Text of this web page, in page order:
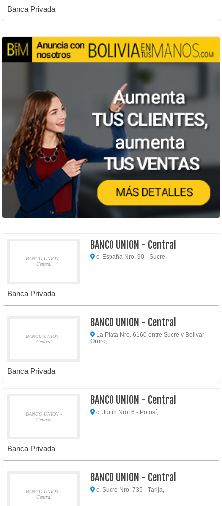
Banca Privada
BANCO UNION -
Central
BANCO UNION - Central
c. España Nro. 90 - Sucre,
Banca Privada
BANCO UNION -
Central
BANCO UNION - Central
La Plata Nro. 6160 entre Sucre y Bolivar -
Oruro,
Banca Privada
BANCO UNION -
Central
BANCO UNION - Central
c. Junín Nro. 6 - Potosí,
Banca Privada
BANCO UNION -
Central
BANCO UNION - Central
c. Sucre Nro. 735 - Tarija,